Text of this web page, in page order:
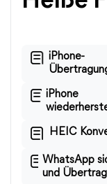
iPhone-
iPhone
HEIC
WhatsApp
und